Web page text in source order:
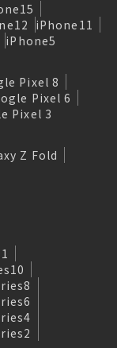
iPhone11
iPhone5
Pixel 8
Pixel 6
Pixel 3
Z Fold